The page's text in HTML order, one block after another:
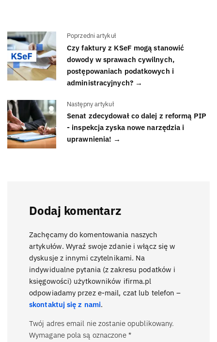
Poprzedni artykuł
Czy faktury z KSeF mogą stanowić
dowody w sprawach cywilnych,
postępowaniach podatkowych i
administracyjnych? →
Następny artykuł
Senat zdecydował co dalej z reformą PIP
- inspekcja zyska nowe narzędzia i
uprawnienia! →
Dodaj komentarz
Zachęcamy do komentowania naszych
artykułów. Wyraź swoje zdanie i włącz się w
dyskusje z innymi czytelnikami. Na
indywidualne pytania (z zakresu podatków i
księgowości) użytkowników ifirma.pl
odpowiadamy przez e-mail, czat lub telefon –
skontaktuj się z nami.
Twój adres email nie zostanie opublikowany.
Wymagane pola są oznaczone *